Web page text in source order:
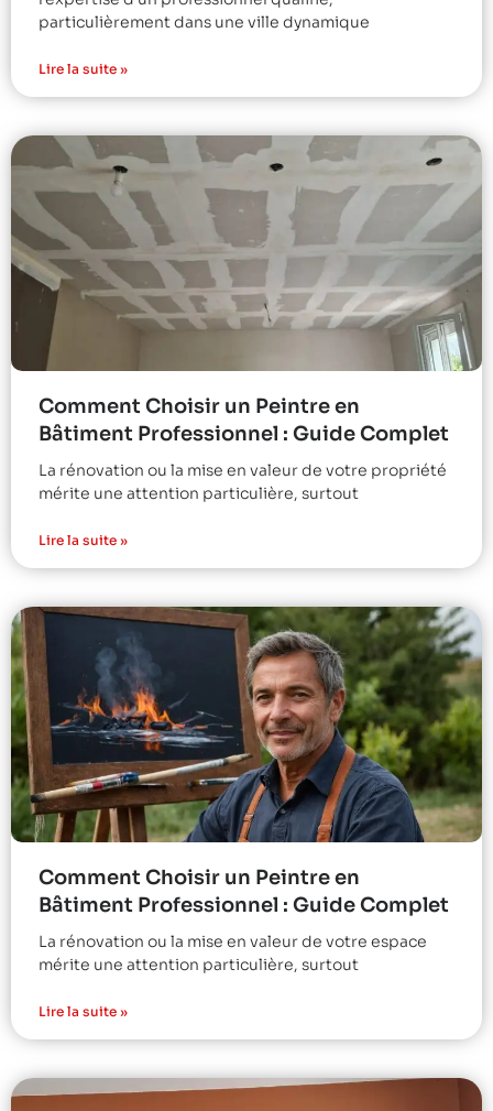
particulièrement dans une ville dynamique
Lire la suite »
Comment Choisir un Peintre en
Bâtiment Professionnel : Guide Complet
La rénovation ou la mise en valeur de votre propriété
mérite une attention particulière, surtout
Lire la suite »
Comment Choisir un Peintre en
Bâtiment Professionnel : Guide Complet
La rénovation ou la mise en valeur de votre espace
mérite une attention particulière, surtout
Lire la suite »